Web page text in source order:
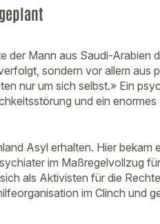
Mann aus Saudi-Arabien
sondern vor allem aus
nur um sich selbst.» Ein
und ein
Asyl erhalten. Hier bekam
im Maßregelvollzug
als Aktivisten für die
im Clinch und